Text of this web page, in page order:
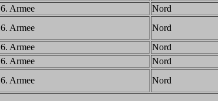
Armee Nord
Armee Nord
Armee Nord
Armee Nord
Armee Nord